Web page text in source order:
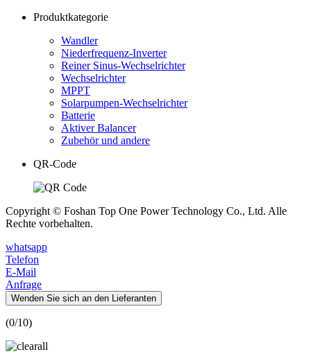
Produktkategorie
Wandler
Niederfrequenz-Inverter
Reiner Sinus-Wechselrichter
Wechselrichter
MPPT
Solarpumpen-Wechselrichter
Batterie
Aktiver Balancer
Zubehör und andere
QR-Code
Copyright © Foshan Top One Power Technology Co., Ltd. Alle
Rechte vorbehalten.
whatsapp
Telefon
E-Mail
Anfrage
Wenden Sie sich an den Lieferanten
(0/10)